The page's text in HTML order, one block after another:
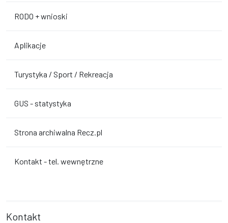
RODO + wnioski
Aplikacje
Turystyka / Sport / Rekreacja
GUS - statystyka
Strona archiwalna Recz.pl
Kontakt - tel. wewnętrzne
Kontakt